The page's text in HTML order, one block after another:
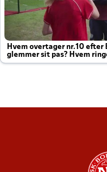
Hvem overtager nr.10 efter
glemmer sit pas? Hvem
altid til efter kampe?